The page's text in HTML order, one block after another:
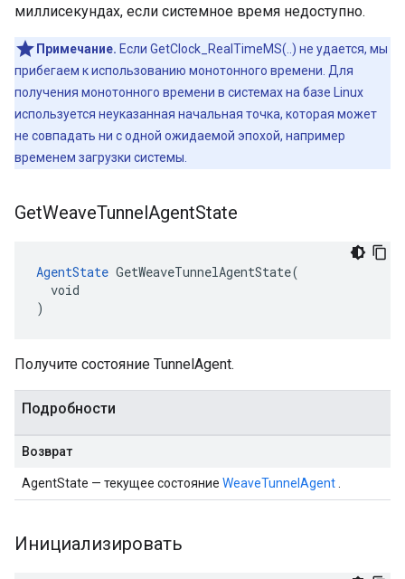
миллисекундах, если системное время недоступно.
Примечание. Если GetClock_RealTimeMS(..) не удается, мы
прибегаем к использованию монотонного времени. Для
получения монотонного времени в системах на базе Linux
используется неуказанная начальная точка, которая может
не совпадать ни с одной ожидаемой эпохой, например
временем загрузки системы.
GetWeaveTunnelAgentState
AgentState GetWeaveTunnelAgentState(
  void
)
Получите состояние TunnelAgent.
Подробности
Возврат
AgentState — текущее состояние WeaveTunnelAgent
Инициализировать